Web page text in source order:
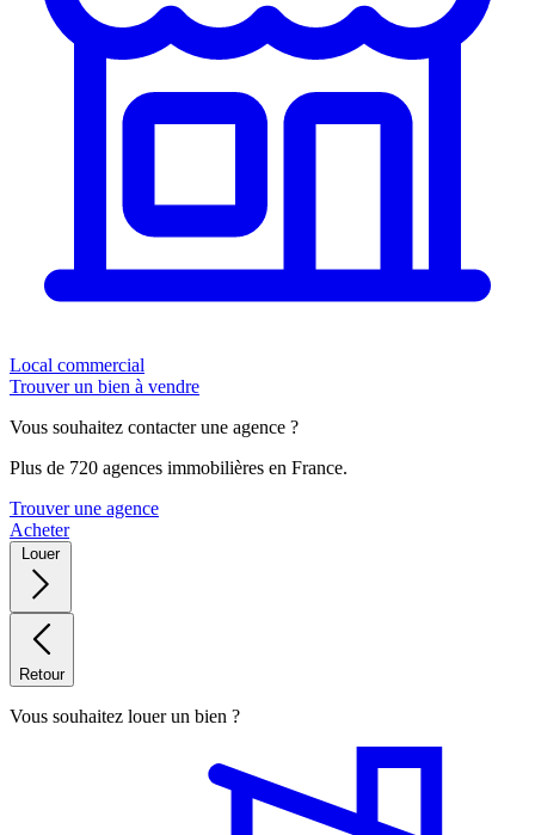
Local commercial
Trouver un bien à vendre
Vous souhaitez contacter une agence ?
Plus de 720 agences immobilières en France.
Trouver une agence
Acheter
Louer
Retour
Vous souhaitez louer un bien ?